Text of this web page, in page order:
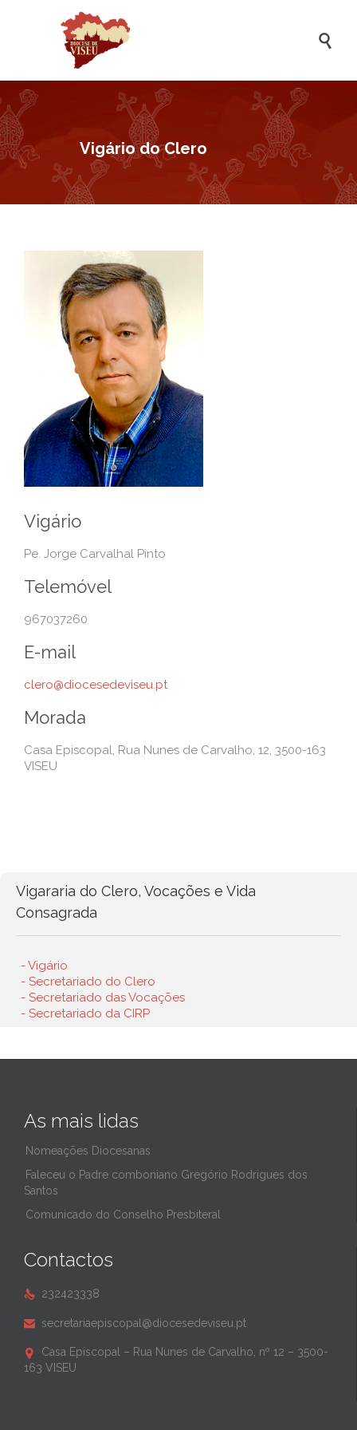

Vigário do Clero
Vigário
Pe. Jorge Carvalhal Pinto
Telemóvel
967037260
E-mail
clero@diocesedeviseu.pt
Morada
Casa Episcopal, Rua Nunes de Carvalho, 12, 3500-163
VISEU
Vigararia do Clero, Vocações e Vida
Consagrada
- Vigário
- Secretariado do Clero
- Secretariado das Vocações
- Secretariado da CIRP
As mais lidas
Nomeações Diocesanas
Faleceu o Padre comboniano Gregório Rodrigues dos
Santos
Comunicado do Conselho Presbiteral
Contactos
 232423338
 secretariaepiscopal@diocesedeviseu.pt

Casa Episcopal – Rua Nunes de Carvalho, nº 12 – 3500-
163 VISEU